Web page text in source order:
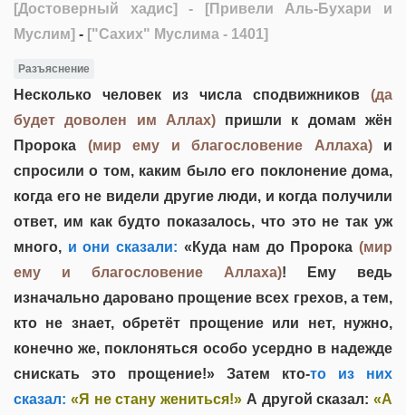
[Достоверный хадис] - [Привели Аль-Бухари и
Муслим] - ["Сахих" Муслима - 1401]
Разъяснение
Несколько человек из числа сподвижников (да
будет доволен им Аллах)пришли к домам жён
Пророка (мир ему и благословение Аллаха)и
спросили о том, каким было его поклонение дома,
когда его не видели другие люди, и когда получили
ответ, им как будто показалось, что это не так уж
много, и они сказали: «Куда нам до Пророка (мир
ему и благословение Аллаха)! Ему ведь
изначально даровано прощение всех грехов, а тем,
кто не знает, обретёт прощение или нет, нужно,
конечно же, поклоняться особо усердно в надежде
снискать это прощение!» Затем кто-то из них
сказал: «Я не стану жениться!» А другой сказал: «А